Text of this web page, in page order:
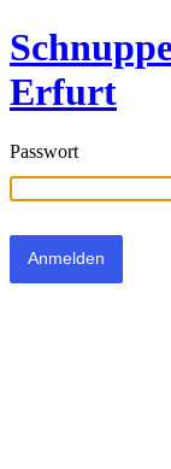
Erfurt
Passwort